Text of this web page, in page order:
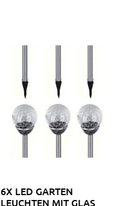
6X LED GARTEN
LEUCHTEN MIT GLAS